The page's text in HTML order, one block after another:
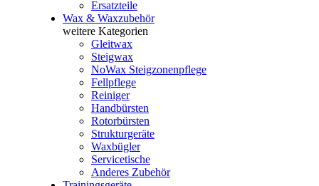
Ersatzteile
Wax & Waxzubehör
weitere Kategorien
Gleitwax
Steigwax
NoWax Steigzonenpflege
Fellpflege
Reiniger
Handbürsten
Rotorbürsten
Strukturgeräte
Waxbügler
Servicetische
Anderes Zubehör